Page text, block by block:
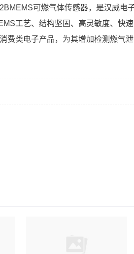
可燃气体传感器，是汉威电
工艺、结构坚固、高灵敏度、快
类电子产品，为其增加检测燃气泄